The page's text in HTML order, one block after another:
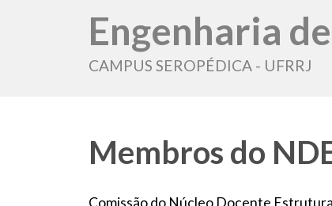
Engenharia
CAMPUS SEROPÉDICA - UFRRJ
Membros do